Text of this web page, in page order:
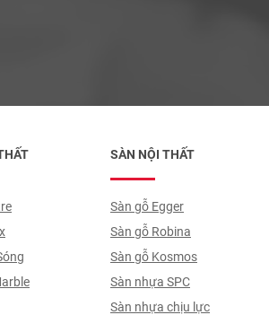
SÀN NỘI THẤT
Sàn gỗ Egger
Sàn gỗ Robina
Sàn gỗ Kosmos
Sàn nhựa SPC
Sàn nhựa chịu lực